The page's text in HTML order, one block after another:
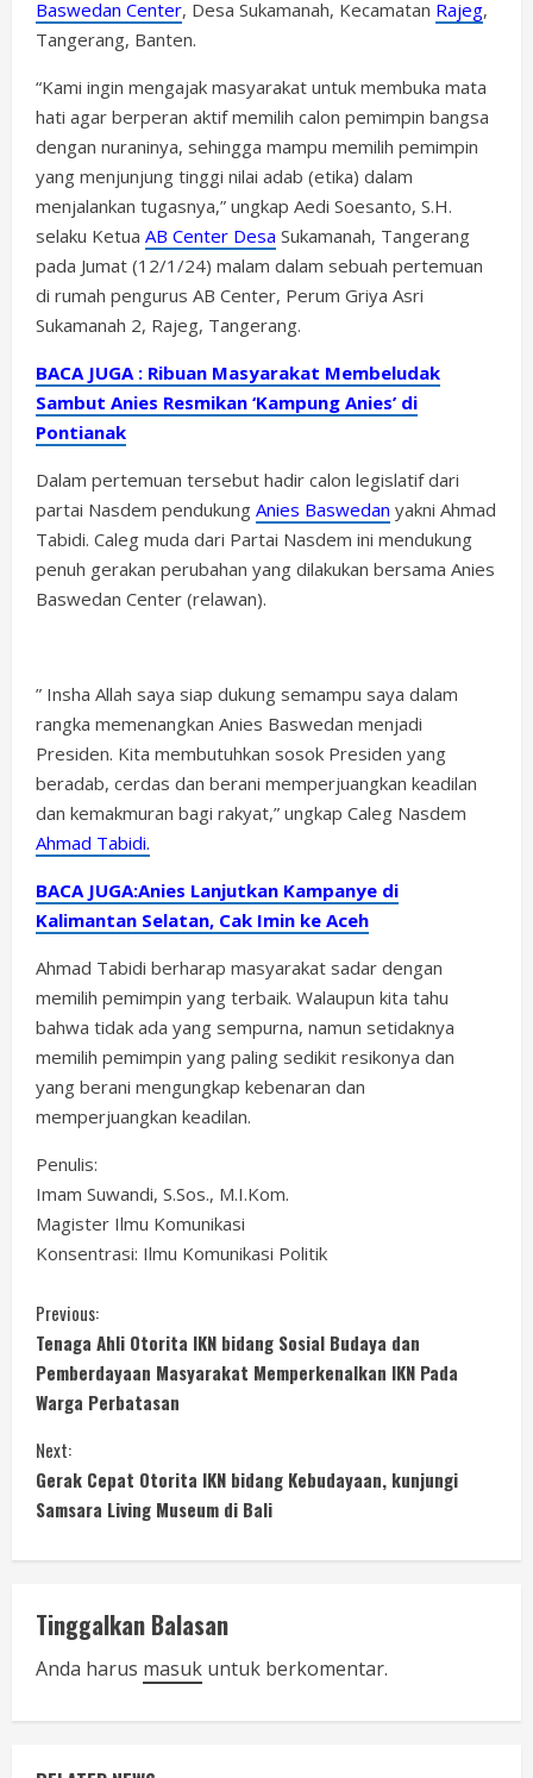
Baswedan Center, Desa Sukamanah, Kecamatan Rajeg,
Tangerang, Banten.
“Kami ingin mengajak masyarakat untuk membuka mata
hati agar berperan aktif memilih calon pemimpin bangsa
dengan nuraninya, sehingga mampu memilih pemimpin
yang menjunjung tinggi nilai adab (etika) dalam
menjalankan tugasnya,” ungkap Aedi Soesanto, S.H.
selaku Ketua AB Center Desa Sukamanah, Tangerang
pada Jumat (12/1/24) malam dalam sebuah pertemuan
di rumah pengurus AB Center, Perum Griya Asri
Sukamanah 2, Rajeg, Tangerang.
BACA JUGA : Ribuan Masyarakat Membeludak
Sambut Anies Resmikan ‘Kampung Anies’ di
Pontianak
Dalam pertemuan tersebut hadir calon legislatif dari
partai Nasdem pendukung Anies Baswedan yakni Ahmad
Tabidi. Caleg muda dari Partai Nasdem ini mendukung
penuh gerakan perubahan yang dilakukan bersama Anies
Baswedan Center (relawan).
” Insha Allah saya siap dukung semampu saya dalam
rangka memenangkan Anies Baswedan menjadi
Presiden. Kita membutuhkan sosok Presiden yang
beradab, cerdas dan berani memperjuangkan keadilan
dan kemakmuran bagi rakyat,” ungkap Caleg Nasdem
Ahmad Tabidi.
BACA JUGA:Anies Lanjutkan Kampanye di
Kalimantan Selatan, Cak Imin ke Aceh
Ahmad Tabidi berharap masyarakat sadar dengan
memilih pemimpin yang terbaik. Walaupun kita tahu
bahwa tidak ada yang sempurna, namun setidaknya
memilih pemimpin yang paling sedikit resikonya dan
yang berani mengungkap kebenaran dan
memperjuangkan keadilan.
Penulis:
Imam Suwandi, S.Sos., M.I.Kom.
Magister Ilmu Komunikasi
Konsentrasi: Ilmu Komunikasi Politik
C
o
n
t
i
n
u
e
R
Previous:
Tenaga Ahli Otorita IKN bidang Sosial Budaya dan
Pemberdayaan Masyarakat Memperkenalkan IKN Pada
Warga Perbatasan
Next:
Gerak Cepat Otorita IKN bidang Kebudayaan, kunjungi
Samsara Living Museum di Bali
Tinggalkan Balasan
Anda harus masuk untuk berkomentar.